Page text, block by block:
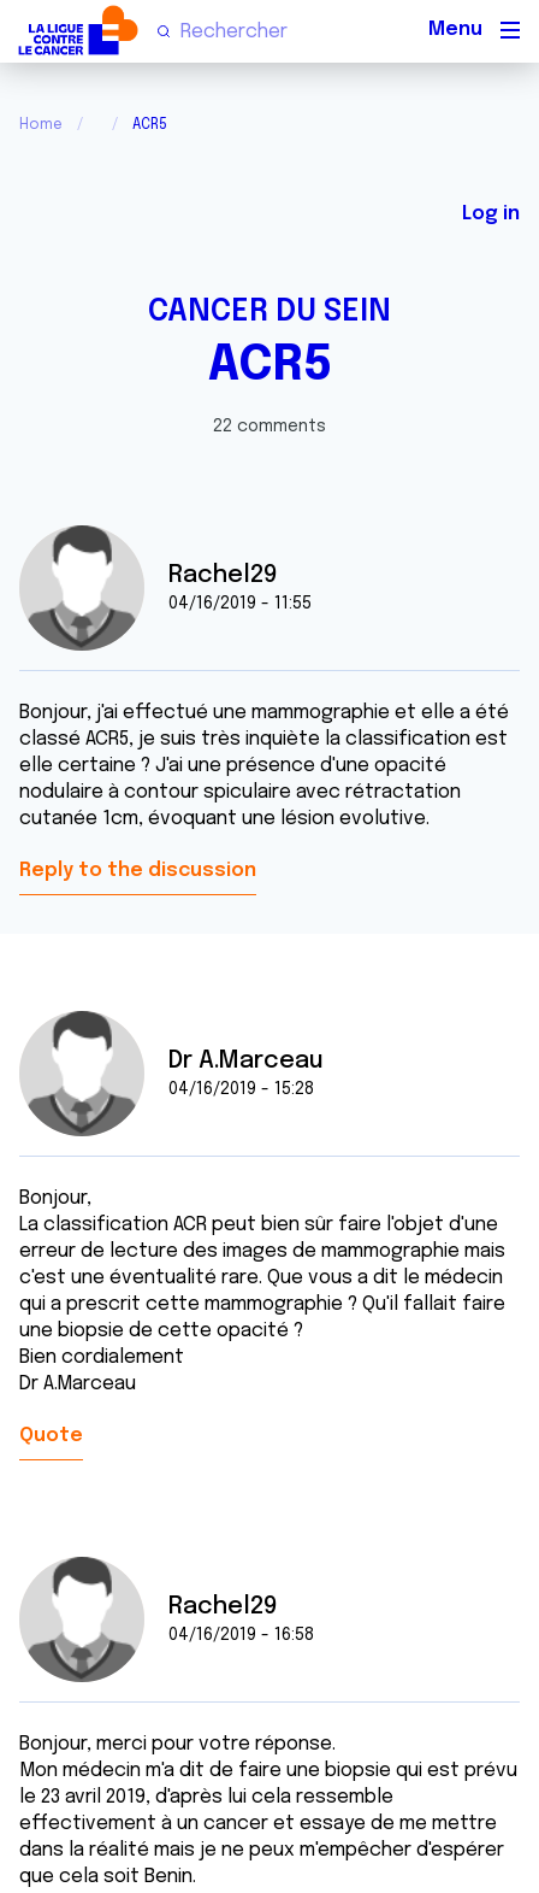
Home ACR5
Log in
CANCER DU SEIN
ACR5
22 comments
Rachel29
04/16/2019 - 11:55
Bonjour, j'ai effectué une mammographie et elle a été
classé ACR5, je suis très inquiète la classification est
elle certaine ? J'ai une présence d'une opacité
nodulaire à contour spiculaire avec rétractation
cutanée 1cm, évoquant une lésion evolutive.
Reply to the discussion
Dr A.Marceau
04/16/2019 - 15:28
Bonjour,
La classification ACR peut bien sûr faire l'objet d'une
erreur de lecture des images de mammographie mais
c'est une éventualité rare. Que vous a dit le médecin
qui a prescrit cette mammographie ? Qu'il fallait faire
une biopsie de cette opacité ?
Bien cordialement
Dr A.Marceau
Quote
Rachel29
04/16/2019 - 16:58
Bonjour, merci pour votre réponse.
Mon médecin m'a dit de faire une biopsie qui est prévu
le 23 avril 2019, d'après lui cela ressemble
effectivement à un cancer et essaye de me mettre
dans la réalité mais je ne peux m'empêcher d'espérer
que cela soit Benin.